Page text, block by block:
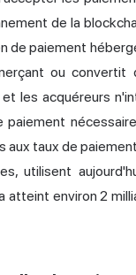
de la
de paiement
ou convertit
les acquéreurs
paiement
aux taux de
utilisent
atteint environ 2